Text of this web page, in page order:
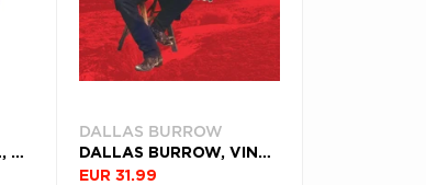
PABLO VAN DE POEL, VINYL AMERICANALOG
DALLAS BURROW
DALLAS BURROW, VINYL THE WAY THE WEST WAS WON
EUR 31.99